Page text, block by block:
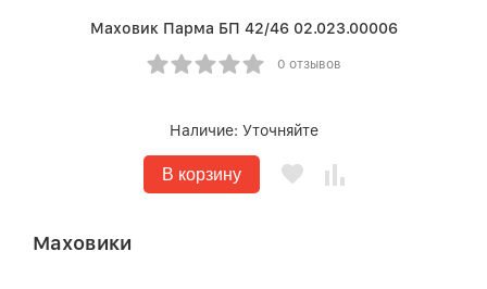
Маховик Парма БП 42/46 02.023.00006
0 отзывов
Наличие: Уточняйте
В корзину
Маховики